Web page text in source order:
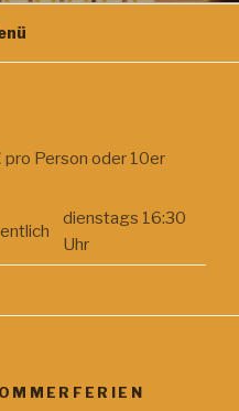
Person oder 10er
dienstags 16:30
Uhr